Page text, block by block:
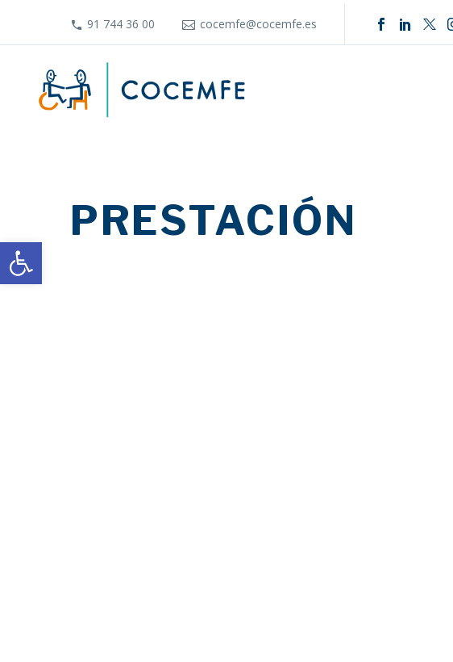
91 744 36 00 cocemfe@cocemfe.es
PRESTACIÓN
Abrir barra de herramientas